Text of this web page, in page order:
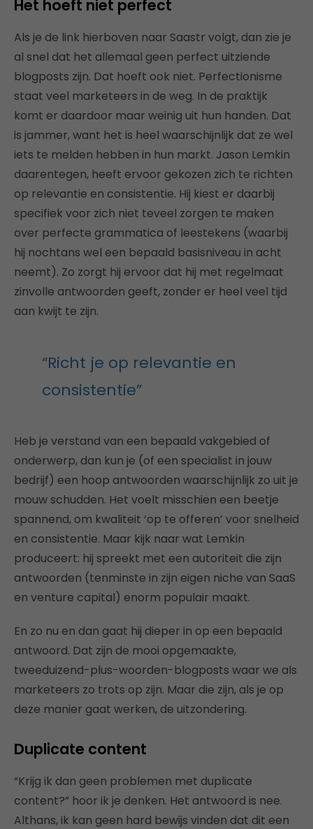
Het hoeft niet perfect
Als je de link hierboven naar Saastr volgt, dan zie je
al snel dat het allemaal geen perfect uitziende
blogposts zijn. Dat hoeft ook niet. Perfectionisme
staat veel marketeers in de weg. In de praktijk
komt er daardoor maar weinig uit hun handen. Dat
is jammer, want het is heel waarschijnlijk dat ze wel
iets te melden hebben in hun markt. Jason Lemkin
daarentegen, heeft ervoor gekozen zich te richten
op relevantie en consistentie. Hij kiest er daarbij
specifiek voor zich niet teveel zorgen te maken
over perfecte grammatica of leestekens (waarbij
hij nochtans wel een bepaald basisniveau in acht
neemt). Zo zorgt hij ervoor dat hij met regelmaat
zinvolle antwoorden geeft, zonder er heel veel tijd
aan kwijt te zijn.
“Richt je op relevantie en
consistentie”
Heb je verstand van een bepaald vakgebied of
onderwerp, dan kun je (of een specialist in jouw
bedrijf) een hoop antwoorden waarschijnlijk zo uit je
mouw schudden. Het voelt misschien een beetje
spannend, om kwaliteit ‘op te offeren’ voor snelheid
en consistentie. Maar kijk naar wat Lemkin
produceert: hij spreekt met een autoriteit die zijn
antwoorden (tenminste in zijn eigen niche van SaaS
en venture capital) enorm populair maakt.
En zo nu en dan gaat hij dieper in op een bepaald
antwoord. Dat zijn de mooi opgemaakte,
tweeduizend-plus-woorden-blogposts waar we als
marketeers zo trots op zijn. Maar die zijn, als je op
deze manier gaat werken, de uitzondering.
Duplicate content
“Krijg ik dan geen problemen met duplicate
content?” hoor ik je denken. Het antwoord is nee.
Althans, ik kan geen hard bewijs vinden dat dit een